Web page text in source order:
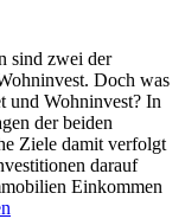
sind zwei der
Doch was
und Wohninvest? In
der beiden
Ziele damit verfolgt
darauf
Einkommen